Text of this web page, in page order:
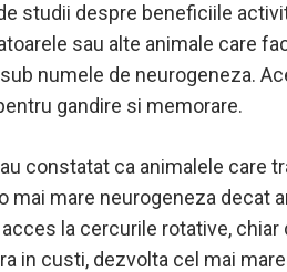
studii despre beneficiile
sau alte animale care
numele de neurogeneza.
gandire si memorare.
constatat ca animalele care
mai mare neurogeneza decat
la cercurile rotative,
in custi, dezvolta cel mai